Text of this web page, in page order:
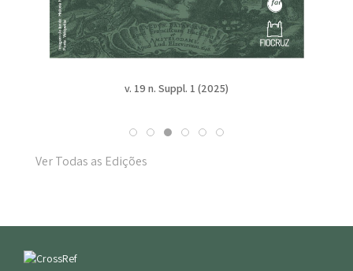
v. 19 n. Suppl. 1 (2025)
Ver Todas as Edições